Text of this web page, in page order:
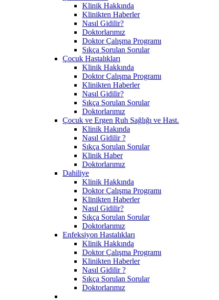
Klinik Hakkında
Klinikten Haberler
Nasıl Gidilir?
Doktorlarımız
Doktor Çalışma Programı
Sıkça Sorulan Sorular
Çocuk Hastalıkları
Klinik Hakkında
Doktor Çalışma Programı
Klinikten Haberler
Nasıl Gidilir?
Sıkça Sorulan Sorular
Doktorlarımız
Çocuk ve Ergen Ruh Sağlığı ve Hast.
Klinik Hakında
Nasıl Gidilir ?
Sıkça Sorulan Sorular
Klinik Haber
Doktorlarımız
Dahiliye
Klinik Hakkında
Doktor Çalışma Programı
Klinikten Haberler
Nasıl Gidilir?
Sıkça Sorulan Sorular
Doktorlarımız
Enfeksiyon Hastalıkları
Klinik Hakkında
Doktor Çalışma Programı
Klinikten Haberler
Nasıl Gidilir ?
Sıkça Sorulan Sorular
Doktorlarımız